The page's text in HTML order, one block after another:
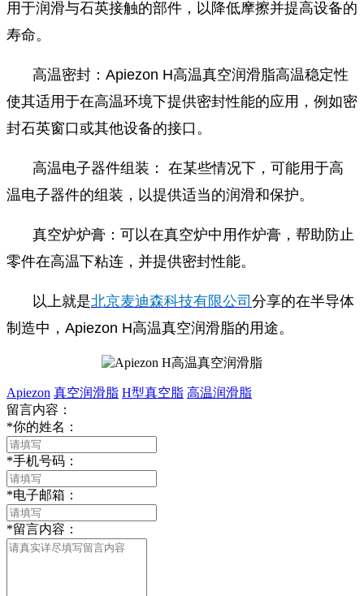
用于润滑与石英接触的部件，以降低摩擦并提高设备的
寿命。
高温密封：Apiezon H高温真空润滑脂高温稳定性
使其适用于在高温环境下提供密封性能的应用，例如密
封石英窗口或其他设备的接口。
高温电子器件组装： 在某些情况下，可能用于高
温电子器件的组装，以提供适当的润滑和保护。
真空炉炉膏：可以在真空炉中用作炉膏，帮助防止
零件在高温下粘连，并提供密封性能。
以上就是北京麦迪森科技有限公司 分享的在半导体
制造中，Apiezon H高温真空润滑脂的用途。
Apiezon 真空润滑脂 H型真空脂 高温润滑脂
留言内容：
*你的姓名：
*手机号码：
*电子邮箱：
*留言内容：